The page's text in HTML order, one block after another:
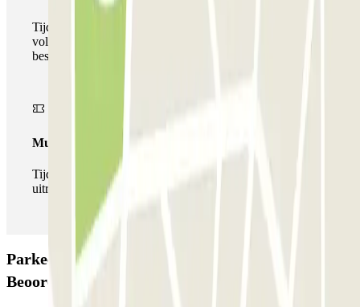
Tijdens uw verblijf kunt u gebruik maken van het
volledige netwerk van parkeergarages van deze operator,
beschikbaar bij Parclick.
Multipass
Tijdens je verblijf kun je de parkeerplaats zo vaak in- en
uitrijden als je wilt.
Parkeergarage Coslada (Avenida de América):
Beoordelingen